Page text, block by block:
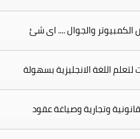
والجوال .... اى شئ
اللغة الانجليزية بسهولة
وتجارية وصياغة عقود